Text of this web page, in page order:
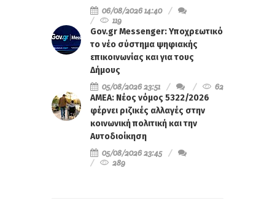
06/08/2026 14:40
119
Gov.gr Messenger: Υποχρεωτικό
το νέο σύστημα ψηφιακής
επικοινωνίας και για τους
Δήμους
05/08/2026 23:51
62
ΑΜΕΑ: Νέος νόμος 5322/2026
φέρνει ριζικές αλλαγές στην
κοινωνική πολιτική και την
Αυτοδιοίκηση
05/08/2026 23:45
289